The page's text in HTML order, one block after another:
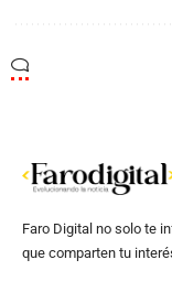
Faro Digital no solo te
que comparten tu